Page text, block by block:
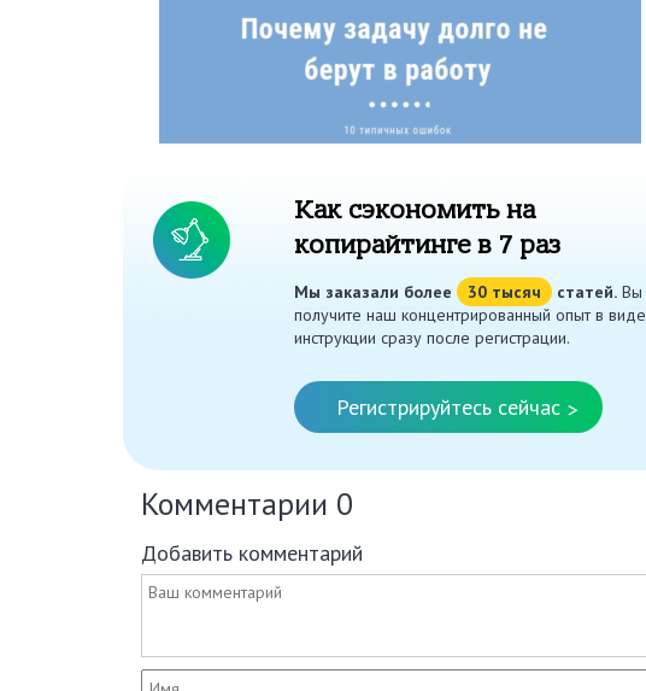
Как сэкономить на
копирайтинге в 7 раз
Мы заказали более 30 тысяч статей.Вы
получите наш концентрированный опыт в виде
инструкции сразу после регистрации.
Регистрируйтесь сейчас >
Комментарии 0
Добавить комментарий